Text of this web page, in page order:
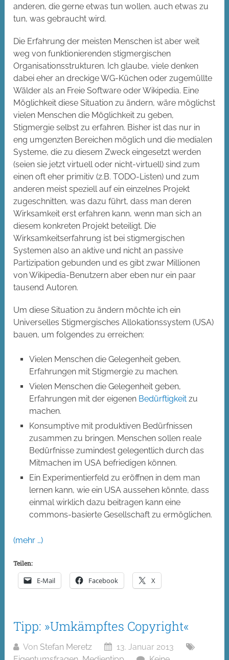
anderen, die gerne etwas tun wollen, auch etwas zu
tun, was gebraucht wird.
Die Erfahrung der meisten Menschen ist aber weit
weg von funktionierenden stigmergischen
Organisationsstrukturen. Ich glaube, viele denken
dabei eher an dreckige WG-Küchen oder zugemüllte
Wälder als an Freie Software oder Wikipedia. Eine
Möglichkeit diese Situation zu ändern, wäre möglichst
vielen Menschen die Möglichkeit zu geben,
Stigmergie selbst zu erfahren. Bisher ist das nur in
eng umgenzten Bereichen möglich und die medialen
Systeme, die zu diesem Zweck eingesetzt werden
(seien sie jetzt virtuell oder nicht-virtuell) sind zum
einen oft eher primitiv (z.B. TODO-Listen) und zum
anderen meist speziell auf ein einzelnes Projekt
zugeschnitten, was dazu führt, dass man deren
Wirksamkeit erst erfahren kann, wenn man sich an
diesem konkreten Projekt beteiligt. Die
Wirksamkeitserfahrung ist bei stigmergischen
Systemen also an aktive und nicht an passive
Partizipation gebunden und es gibt zwar Millionen
von Wikipedia-Benutzern aber eben nur ein paar
tausend Autoren.
Um diese Situation zu ändern möchte ich ein
Universelles Stigmergisches Allokationssystem (USA)
bauen, um folgendes zu erreichen:
Vielen Menschen die Gelegenheit geben,
Erfahrungen mit Stigmergie zu machen.
Vielen Menschen die Gelegenheit geben,
Erfahrungen mit der eigenen Bedürftigkeitzu
machen.
Konsumptive mit produktiven Bedürfnissen
zusammen zu bringen. Menschen sollen reale
Bedürfnisse zumindest gelegentlich durch das
Mitmachen im USA befriedigen können.
Ein Experimentierfeld zu eröffnen in dem man
lernen kann, wie ein USA aussehen könnte, dass
einmal wirklich dazu beitragen kann eine
commons-basierte Gesellschaft zu ermöglichen.
(mehr …)
Teilen:
E-Mail Facebook X
Tipp: »Umkämpftes Copyright«
Von Stefan Meretz
13. Januar 2013